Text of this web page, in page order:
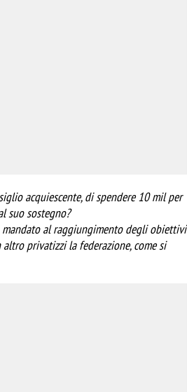
acquiescente, di spendere 10 mil per
suo sostegno?
mandato al raggiungimento degli obiettivi
privatizzi la federazione, come si